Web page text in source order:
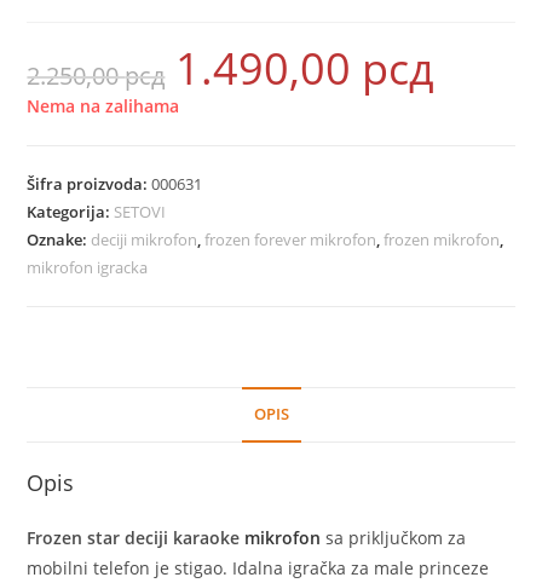
2.250,00рсд
Originalna
cena
je
bila:
1.490,00 рсд
Nema na zalihama
Šifra proizvoda:000631
Kategorija: SETOVI
Oznake: deciji mikrofon,frozen forever mikrofon,frozen mikrofon,
mikrofon igracka
OPIS
Opis
Frozen star deciji karaoke mikrofon sa priključkom za
mobilni telefon je stigao. Idalna igračka za male princeze